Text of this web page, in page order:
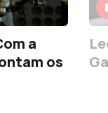
a
os